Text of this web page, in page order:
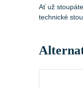
Ať už
technické